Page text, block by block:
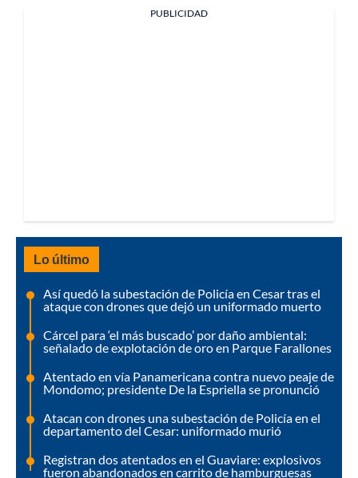
PUBLICIDAD
Lo último
Así quedó la subestación de Policía en Cesar tras el
ataque con drones que dejó un uniformado muerto
Cárcel para ‘el más buscado’ por daño ambiental:
señalado de explotación de oro en Parque Farallones
Atentado en vía Panamericana contra nuevo peaje de
Mondomo; presidente De la Espriella se pronunció
Atacan con drones una subestación de Policía en el
departamento del Cesar: uniformado murió
Registran dos atentados en el Guaviare: explosivos
fueron abandonados en carrito de hamburguesas